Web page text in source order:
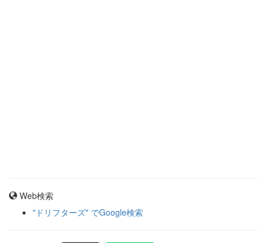
Web検索
"ドリフターズ" でGoogle検索